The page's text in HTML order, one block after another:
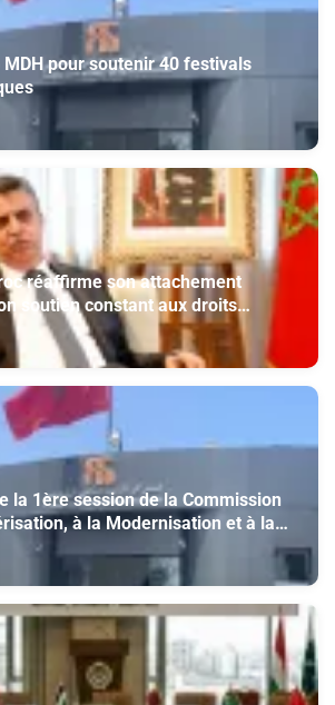
MDH pour soutenir 40 festivals
réaffirme son attachement
soutien constant aux droits
palestinien
la 1ère session de la Commission
à la Modernisation et à la
de Cinéma au titre de l'année